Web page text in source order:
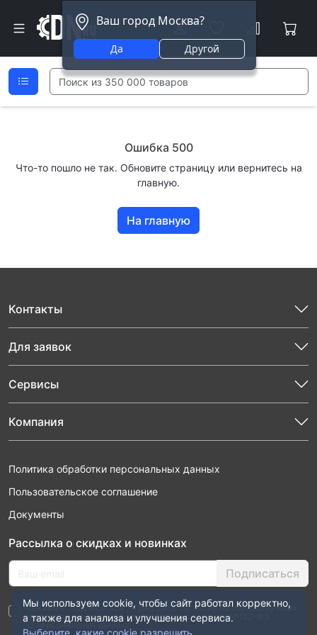
Ваш город Москва?
Да Другой
Ошибка 500
Что-то пошло не так. Обновите страницу или вернитесь на
главную.
На главную
Контакты
Для заявок
Сервисы
Компания
Политика обработки персональных данных
Пользовательское соглашение
Документы
Рассылка о скидках и новинках
Подписаться
Нажимая “Подписаться”, я даю свое согласие на обработку моих
персональных данных в соответствии с законом №152-ФЗ
“О персональных данных”
Мы используем cookie, чтобы сайт работал корректно,
а также для анализа и улучшения сервиса.
Выберите, какие cookie разрешить